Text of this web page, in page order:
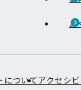
よ
についてアクセシ